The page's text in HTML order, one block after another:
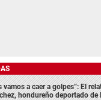
vamos a caer a golpes”: El
hondureño deportado de